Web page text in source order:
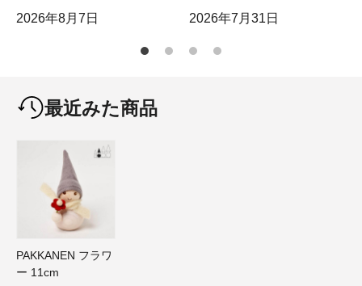
2026年8月7日 2026年7月31日
最近みた商品
PAKKANEN フラワ
ー 11cm